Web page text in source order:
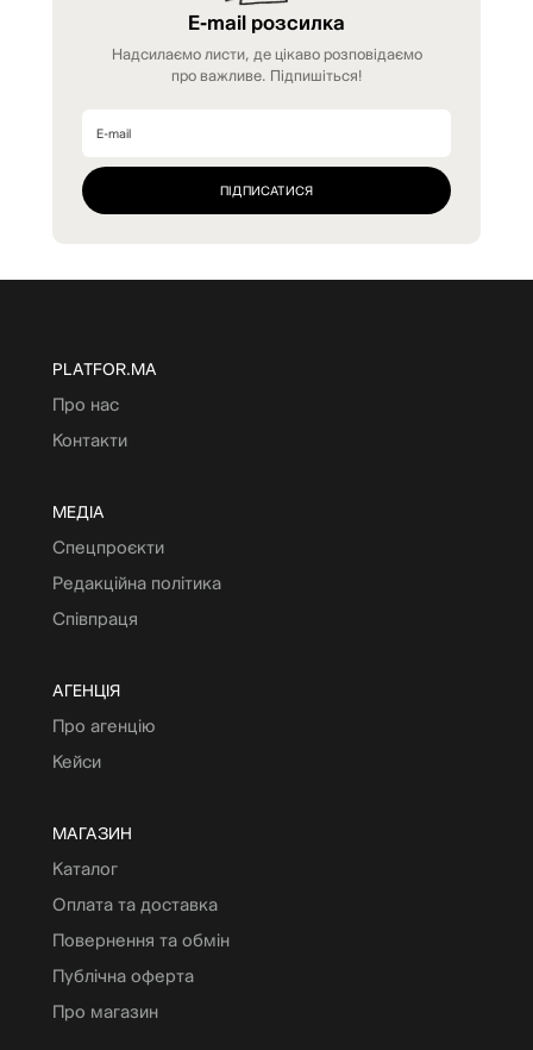
E-mail розсилка
Надсилаємо листи, де цікаво розповідаємо
про важливе. Підпишіться!
PLATFOR.MA
Про нас
Контакти
МЕДІА
Спецпроєкти
Редакційна політика
Співпраця
АГЕНЦІЯ
Про агенцію
Кейси
МАГАЗИН
Каталог
Оплата та доставка
Повернення та обмін
Публічна оферта
Про магазин